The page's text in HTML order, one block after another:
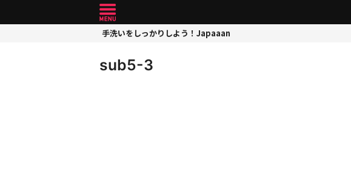
手洗いをしっかりしよう！Japaaan
sub5-3